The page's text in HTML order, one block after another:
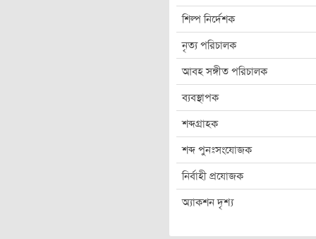
শিল্প নির্দেশক
নৃত্য পরিচালক
আবহ সঙ্গীত পরিচালক
ব্যবস্থাপক
শব্দগ্রাহক
শব্দ পুনঃসংযোজক
নির্বাহী প্রযোজক
অ্যাকশন দৃশ্য